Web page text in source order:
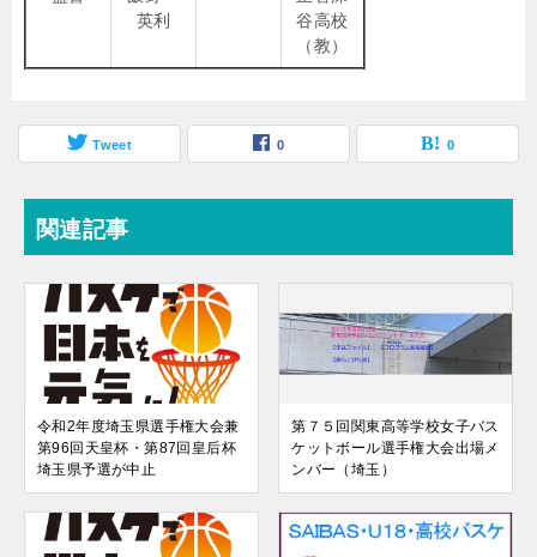
英利
谷高校
（教）
Tweet 0 0
関連記事
令和2年度埼玉県選手権大会兼
第96回天皇杯・第87回皇后杯
埼玉県予選が中止
第７５回関東高等学校女子バス
ケットボール選手権大会出場メ
ンバー（埼玉）